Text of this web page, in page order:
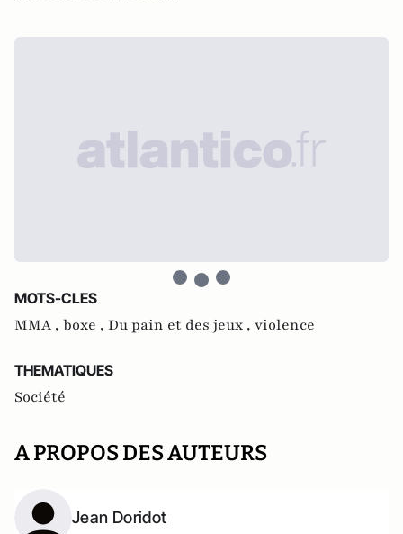
MOTS-CLES
MMA , boxe , Du pain et des jeux , violence
THEMATIQUES
Société
A PROPOS DES AUTEURS
Jean Doridot